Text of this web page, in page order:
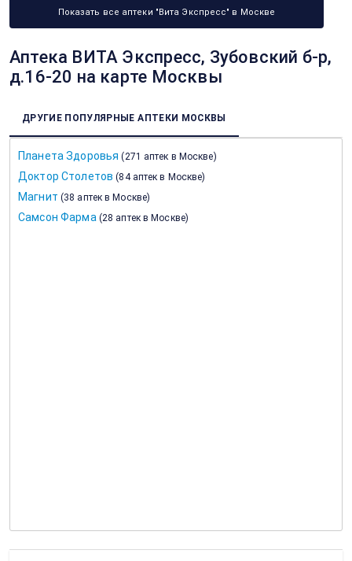
Показать все аптеки "Вита Экспресс" в Москве
Аптека ВИТА Экспресс, Зубовский б-р,
д.16-20 на карте Москвы
ДРУГИЕ ПОПУЛЯРНЫЕ АПТЕКИ МОСКВЫ
Планета Здоровья (271 аптек в Москве)
Доктор Столетов (84 аптек в Москве)
Магнит (38 аптек в Москве)
Самсон Фарма (28 аптек в Москве)